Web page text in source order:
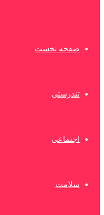
صفحه نخست
تندرستی
اجتماعی
سلامت